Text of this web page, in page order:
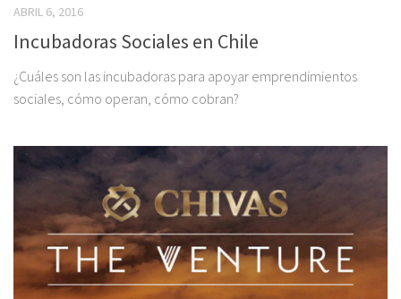
ABRIL 6, 2016
Incubadoras Sociales en Chile
¿Cuáles son las incubadoras para apoyar emprendimientos
sociales, cómo operan, cómo cobran?